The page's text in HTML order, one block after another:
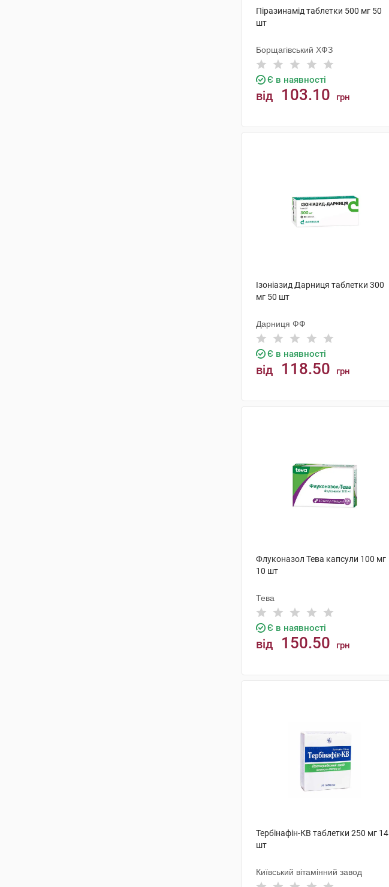
Піразинамід таблетки 500 мг 50
шт
Борщагівський ХФЗ
Є в наявності
від 103.10 грн
Ізоніазид Дарниця таблетки 300
мг 50 шт
Дарниця ФФ
Є в наявності
від 118.50 грн
Флуконазол Тева капсули 100 мг
10 шт
Тева
Є в наявності
від 150.50 грн
Тербінафін-КВ таблетки 250 мг 14
шт
Київський вітамінний завод